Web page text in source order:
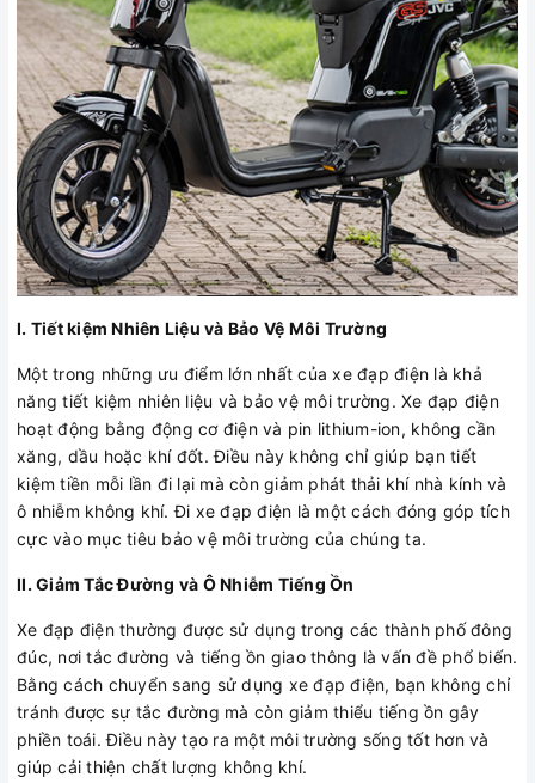
I. Tiết kiệm Nhiên Liệu và Bảo Vệ Môi Trường
Một trong những ưu điểm lớn nhất của xe đạp điện là khả
năng tiết kiệm nhiên liệu và bảo vệ môi trường. Xe đạp điện
hoạt động bằng động cơ điện và pin lithium-ion, không cần
xăng, dầu hoặc khí đốt. Điều này không chỉ giúp bạn tiết
kiệm tiền mỗi lần đi lại mà còn giảm phát thải khí nhà kính và
ô nhiễm không khí. Đi xe đạp điện là một cách đóng góp tích
cực vào mục tiêu bảo vệ môi trường của chúng ta.
II. Giảm Tắc Đường và Ô Nhiễm Tiếng Ồn
Xe đạp điện thường được sử dụng trong các thành phố đông
đúc, nơi tắc đường và tiếng ồn giao thông là vấn đề phổ biến.
Bằng cách chuyển sang sử dụng xe đạp điện, bạn không chỉ
tránh được sự tắc đường mà còn giảm thiểu tiếng ồn gây
phiền toái. Điều này tạo ra một môi trường sống tốt hơn và
giúp cải thiện chất lượng không khí.